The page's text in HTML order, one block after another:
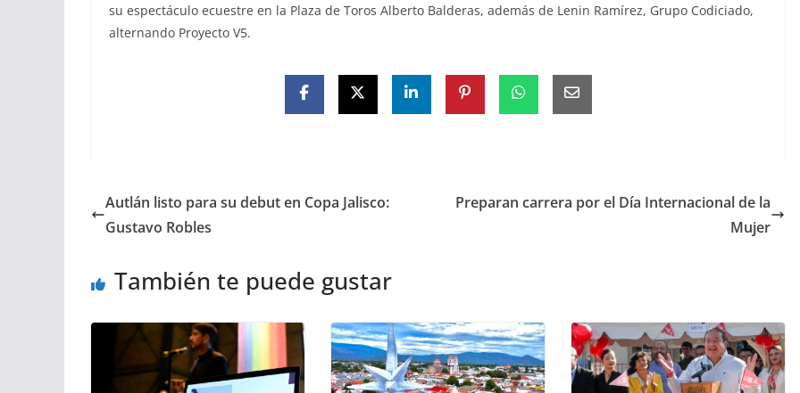
su espectáculo ecuestre en la Plaza de Toros Alberto Balderas, además de Lenin Ramírez, Grupo Codiciado,
alternando Proyecto V5.
Autlán listo para su debut en Copa Jalisco:
Gustavo Robles
Preparan carrera por el Día Internacional de la
Mujer
También te puede gustar